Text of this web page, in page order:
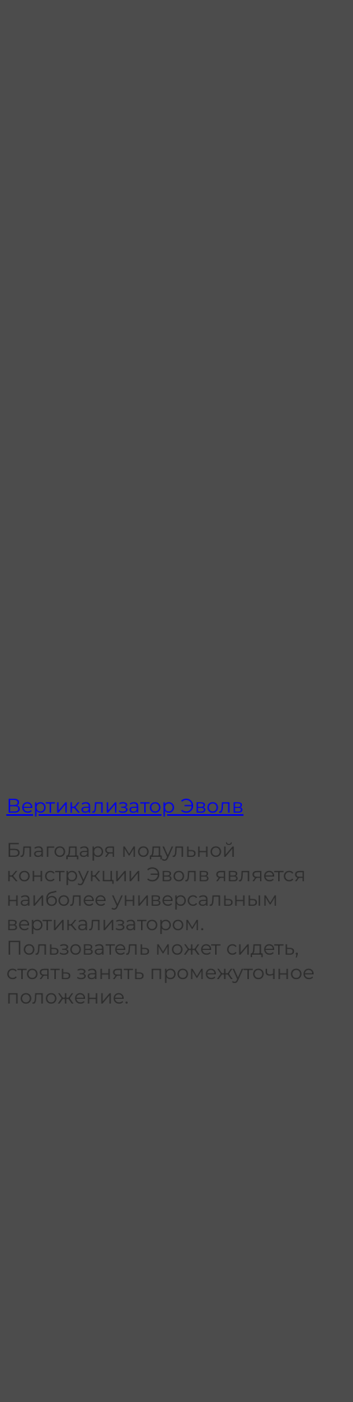
Вертикализатор Эволв
Благодаря модульной
конструкции Эволв является
наиболее универсальным
вертикализатором.
Пользователь может сидеть,
стоять занять промежуточное
положение.